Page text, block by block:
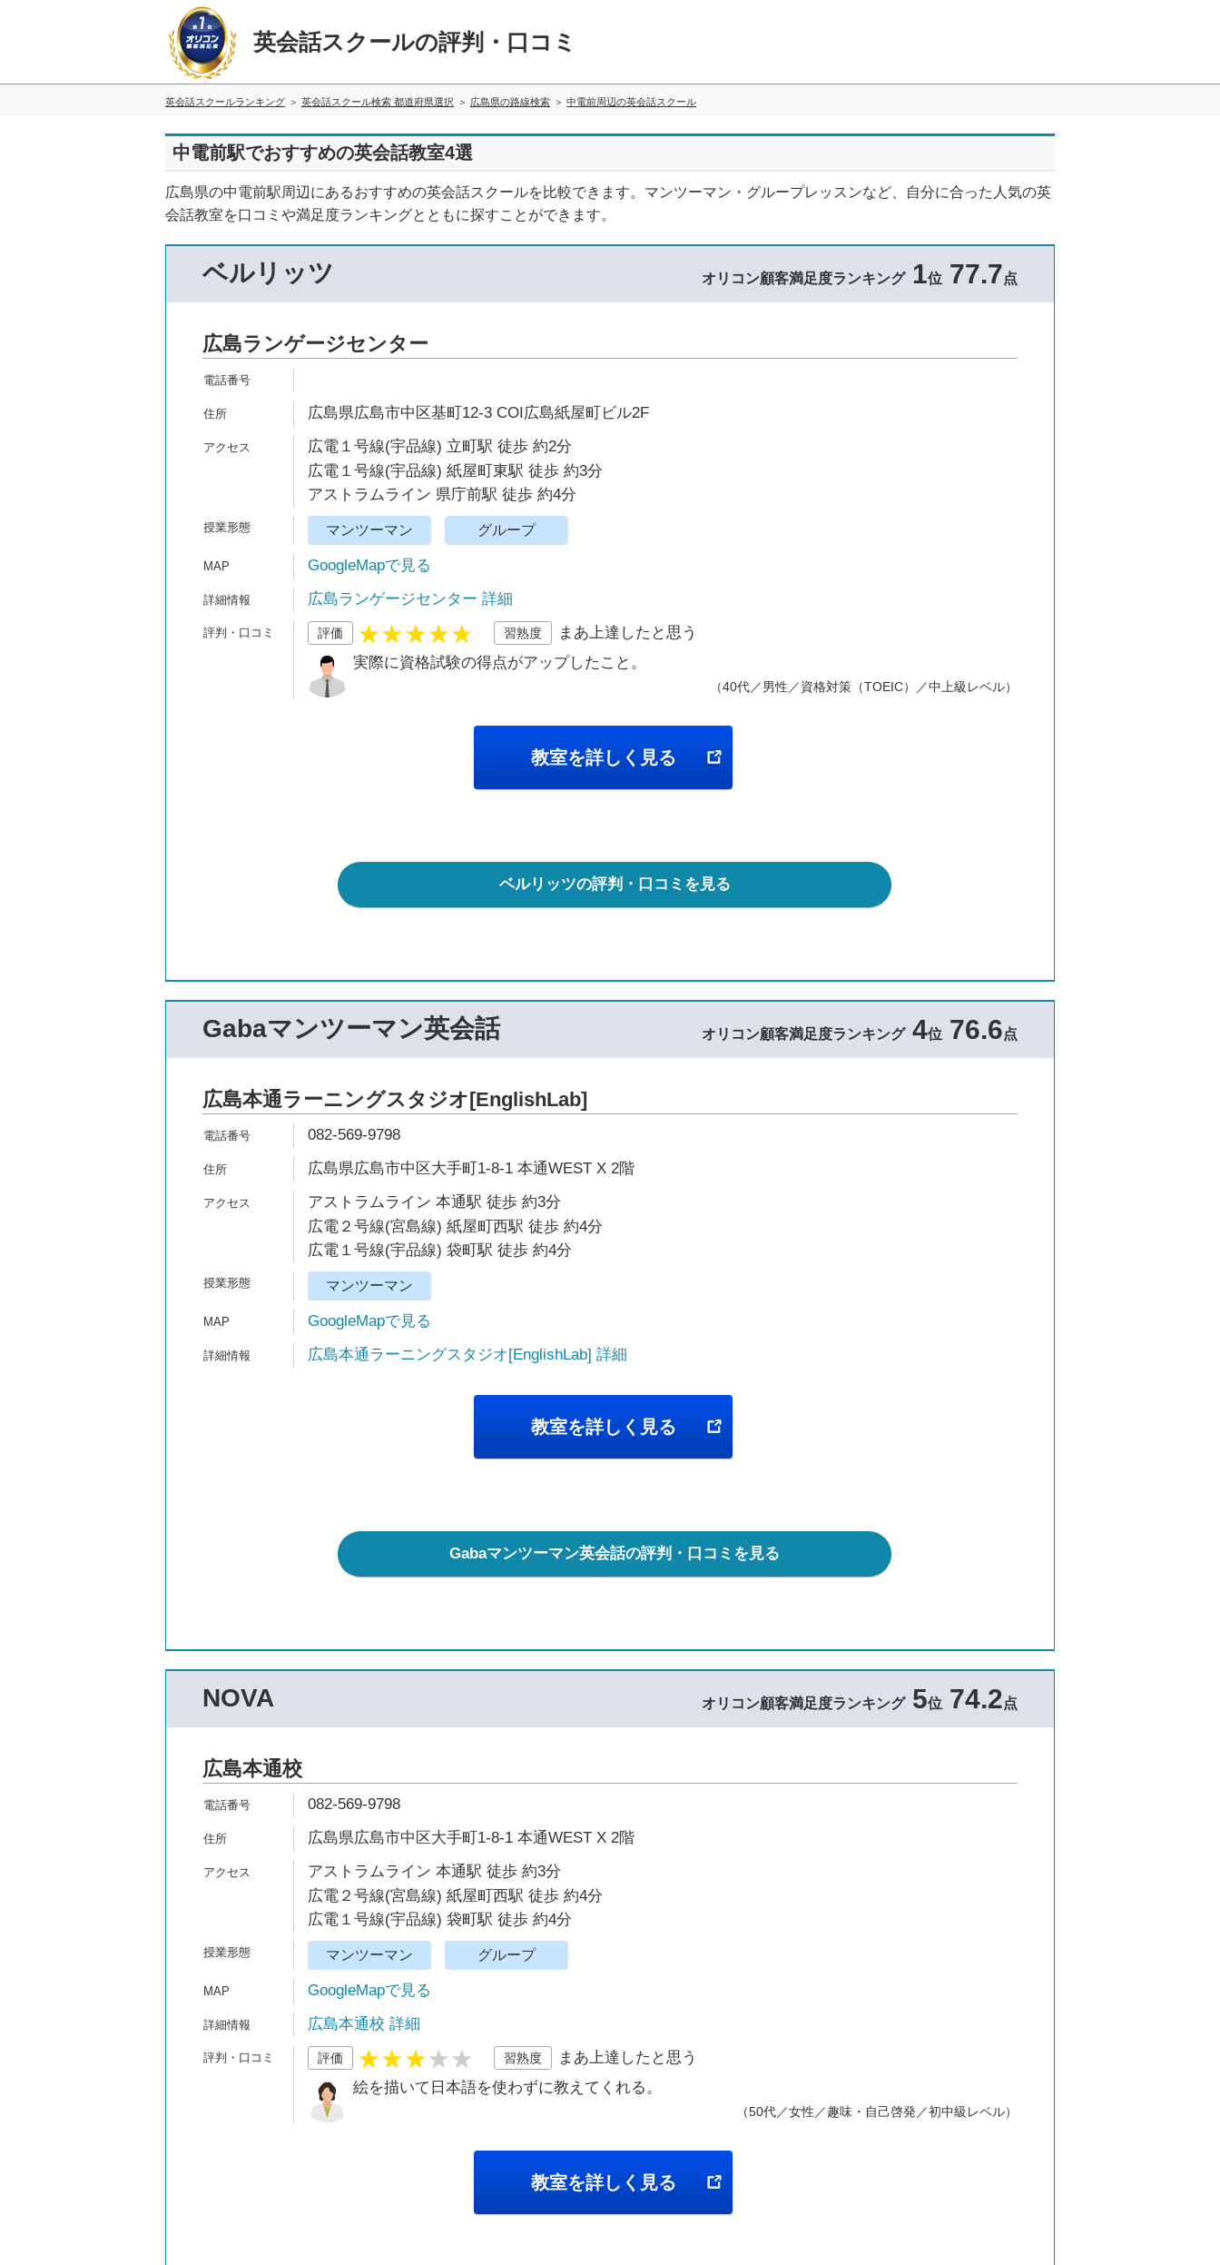
英会話スクールの評判・口コミ
英会話スクールランキング 英会話スクール検索 都道府県選択 広島県の路線検索 中電前周辺の英会話スクール
中電前駅でおすすめの英会話教室4選
広島県の中電前駅周辺にあるおすすめの英会話スクールを比較できます。マンツーマン・グループレッスンなど、自分に合った人気の英
会話教室を口コミや満足度ランキングとともに探すことができます。
ベルリッツ オリコン顧客満足度ランキング1位 77.7点
広島ランゲージセンター
広島県広島市中区基町12-3 COI広島紙屋町ビル2F
広電１号線(宇品線) 立町駅 徒歩 約2分
広電１号線(宇品線) 紙屋町東駅 徒歩 約3分
アストラムライン 県庁前駅 徒歩 約4分
マンツーマン グループ
GoogleMapで見る
広島ランゲージセンター 詳細
評価 習熟度
まあ上達したと思う
実際に資格試験の得点がアップしたこと。
（40代／男性／資格対策（TOEIC）／中上級レベル）
教室を詳しく見る
ベルリッツの評判・口コミを見る
Gabaマンツーマン英会話 オリコン顧客満足度ランキング4位 76.6点
広島本通ラーニングスタジオ[EnglishLab]
082-569-9798
広島県広島市中区大手町1-8-1 本通WEST X 2階
アストラムライン 本通駅 徒歩 約3分
広電２号線(宮島線) 紙屋町西駅 徒歩 約4分
広電１号線(宇品線) 袋町駅 徒歩 約4分
マンツーマン
GoogleMapで見る
広島本通ラーニングスタジオ[EnglishLab] 詳細
教室を詳しく見る
Gabaマンツーマン英会話の評判・口コミを見る
NOVA オリコン顧客満足度ランキング5位 74.2点
広島本通校
082-569-9798
広島県広島市中区大手町1-8-1 本通WEST X 2階
アストラムライン 本通駅 徒歩 約3分
広電２号線(宮島線) 紙屋町西駅 徒歩 約4分
広電１号線(宇品線) 袋町駅 徒歩 約4分
マンツーマン グループ
GoogleMapで見る
広島本通校 詳細
評価 習熟度
まあ上達したと思う
絵を描いて日本語を使わずに教えてくれる。
（50代／女性／趣味・自己啓発／初中級レベル）
教室を詳しく見る